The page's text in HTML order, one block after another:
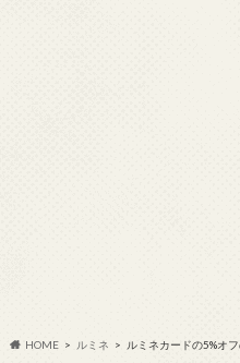
HOME ルミネ ルミネカードの5%オ